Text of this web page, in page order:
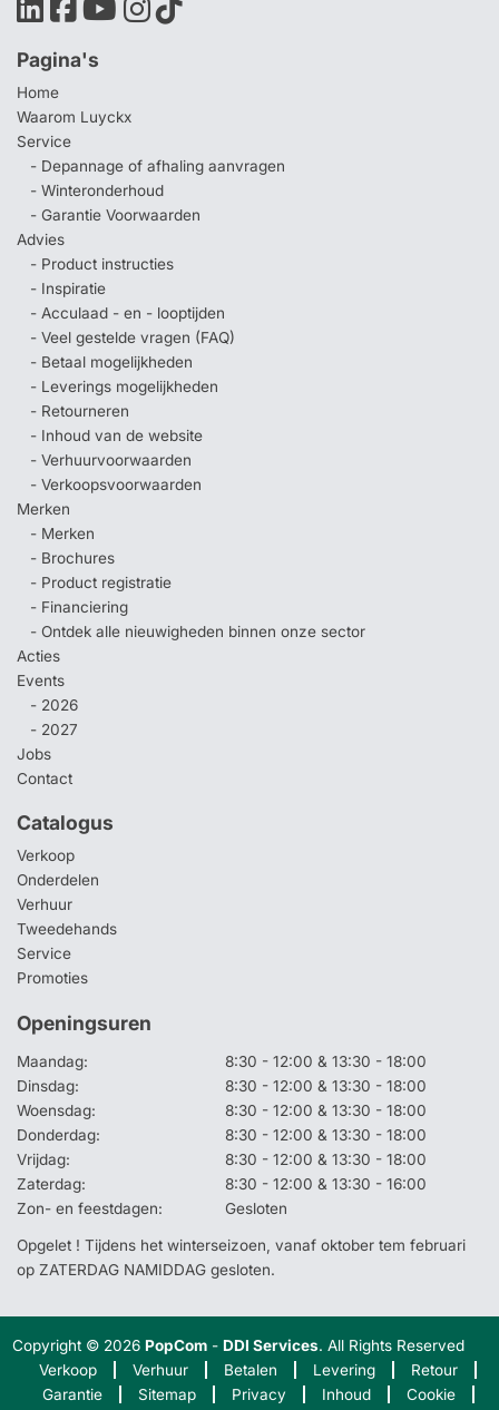
Pagina's
Home
Waarom Luyckx
Service
- Depannage of afhaling aanvragen
- Winteronderhoud
- Garantie Voorwaarden
Advies
- Product instructies
- Inspiratie
- Acculaad - en - looptijden
- Veel gestelde vragen (FAQ)
- Betaal mogelijkheden
- Leverings mogelijkheden
- Retourneren
- Inhoud van de website
- Verhuurvoorwaarden
- Verkoopsvoorwaarden
Merken
- Merken
- Brochures
- Product registratie
- Financiering
- Ontdek alle nieuwigheden binnen onze sector
Acties
Events
- 2026
- 2027
Jobs
Contact
Catalogus
Verkoop
Onderdelen
Verhuur
Tweedehands
Service
Promoties
Openingsuren
Maandag:
8:30 - 12:00 & 13:30 - 18:00
Dinsdag:
8:30 - 12:00 & 13:30 - 18:00
Woensdag:
8:30 - 12:00 & 13:30 - 18:00
Donderdag:
8:30 - 12:00 & 13:30 - 18:00
Vrijdag:
8:30 - 12:00 & 13:30 - 18:00
Zaterdag:
8:30 - 12:00 & 13:30 - 16:00
Zon- en feestdagen:
Gesloten
Opgelet ! Tijdens het winterseizoen, vanaf oktober tem februari
op ZATERDAG NAMIDDAG gesloten.
Copyright © 2026PopCom -DDI Services. All Rights Reserved
Verkoop
Verhuur Betalen Levering
Retour
Garantie
Sitemap Privacy Inhoud Cookie